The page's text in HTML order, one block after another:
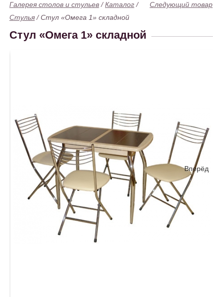
Следующий товар
Галерея столов и стульев /Каталог /
Стулья /Стул «Омега 1» складной
Стул «Омега 1» складной
Вперёд